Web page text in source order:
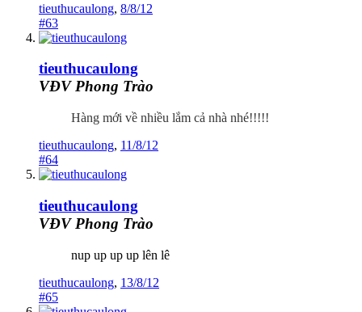
tieuthucaulong, 8/8/12
#63
tieuthucaulong
VĐV Phong Trào
Hàng mới về nhiều lắm cả nhà nhé!!!!!
tieuthucaulong, 11/8/12
#64
tieuthucaulong
VĐV Phong Trào
nup up up up lên lê
tieuthucaulong, 13/8/12
#65